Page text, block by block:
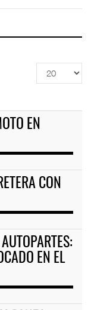
Cantidad
a
EN
CON
EN EL